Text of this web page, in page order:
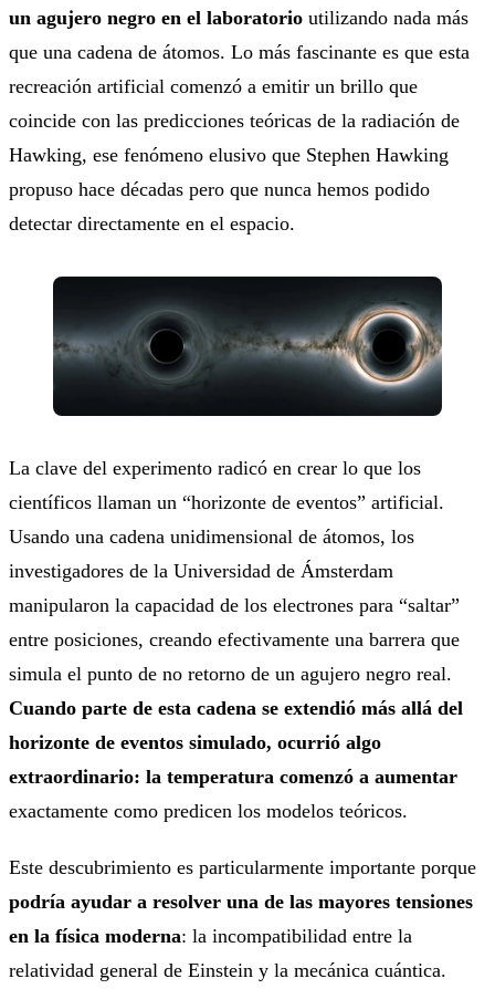
un agujero negro en el laboratorio utilizando nada más
que una cadena de átomos. Lo más fascinante es que esta
recreación artificial comenzó a emitir un brillo que
coincide con las predicciones teóricas de la radiación de
Hawking, ese fenómeno elusivo que Stephen Hawking
propuso hace décadas pero que nunca hemos podido
detectar directamente en el espacio.
La clave del experimento radicó en crear lo que los
científicos llaman un “horizonte de eventos” artificial.
Usando una cadena unidimensional de átomos, los
investigadores de la Universidad de Ámsterdam
manipularon la capacidad de los electrones para “saltar”
entre posiciones, creando efectivamente una barrera que
simula el punto de no retorno de un agujero negro real.
Cuando parte de esta cadena se extendió más allá del
horizonte de eventos simulado, ocurrió algo
extraordinario: la temperatura comenzó a aumentar
exactamente como predicen los modelos teóricos.
Este descubrimiento es particularmente importante porque
podría ayudar a resolver una de las mayores tensiones
en la física moderna: la incompatibilidad entre la
relatividad general de Einstein y la mecánica cuántica.